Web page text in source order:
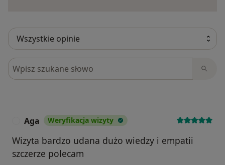
Szukaj w opiniach
Aga Weryfikacja wizyty
Wizyta bardzo udana dużo wiedzy i empatii
szczerze polecam